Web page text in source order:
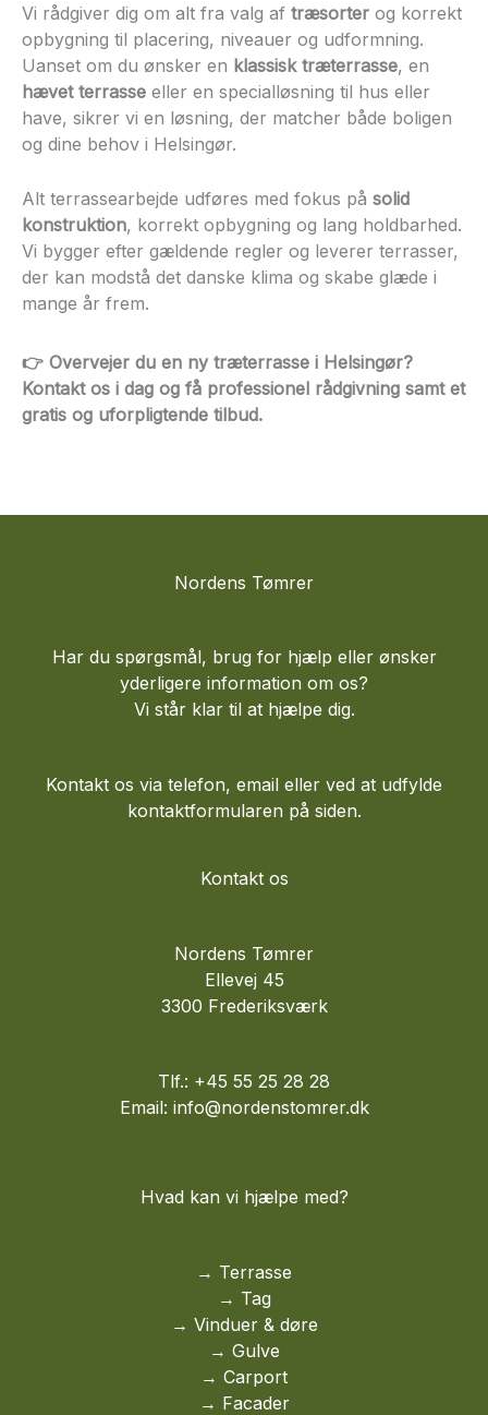
Vi rådgiver dig om alt fra valg af træsorter og korrekt
opbygning til placering, niveauer og udformning.
Uanset om du ønsker en klassisk træterrasse, en
hævet terrasse eller en specialløsning til hus eller
have, sikrer vi en løsning, der matcher både boligen
og dine behov i Helsingør.
Alt terrassearbejde udføres med fokus på solid
konstruktion, korrekt opbygning og lang holdbarhed.
Vi bygger efter gældende regler og leverer terrasser,
der kan modstå det danske klima og skabe glæde i
mange år frem.
👉 Overvejer du en ny træterrasse i Helsingør?
Kontakt os i dag og få professionel rådgivning samt et
gratis og uforpligtende tilbud.
Nordens Tømrer
Har du spørgsmål, brug for hjælp eller ønsker
yderligere information om os?
Vi står klar til at hjælpe dig.
Kontakt os via telefon, email eller ved at udfylde
kontaktformularen på siden.
Kontakt os
Nordens Tømrer
Ellevej 45
3300 Frederiksværk
Tlf.: +45 55 25 28 28
Email: info@nordenstomrer.dk
Hvad kan vi hjælpe med?
→ Terrasse
→ Tag
→ Vinduer & døre
→ Gulve
→ Carport
→ Facader